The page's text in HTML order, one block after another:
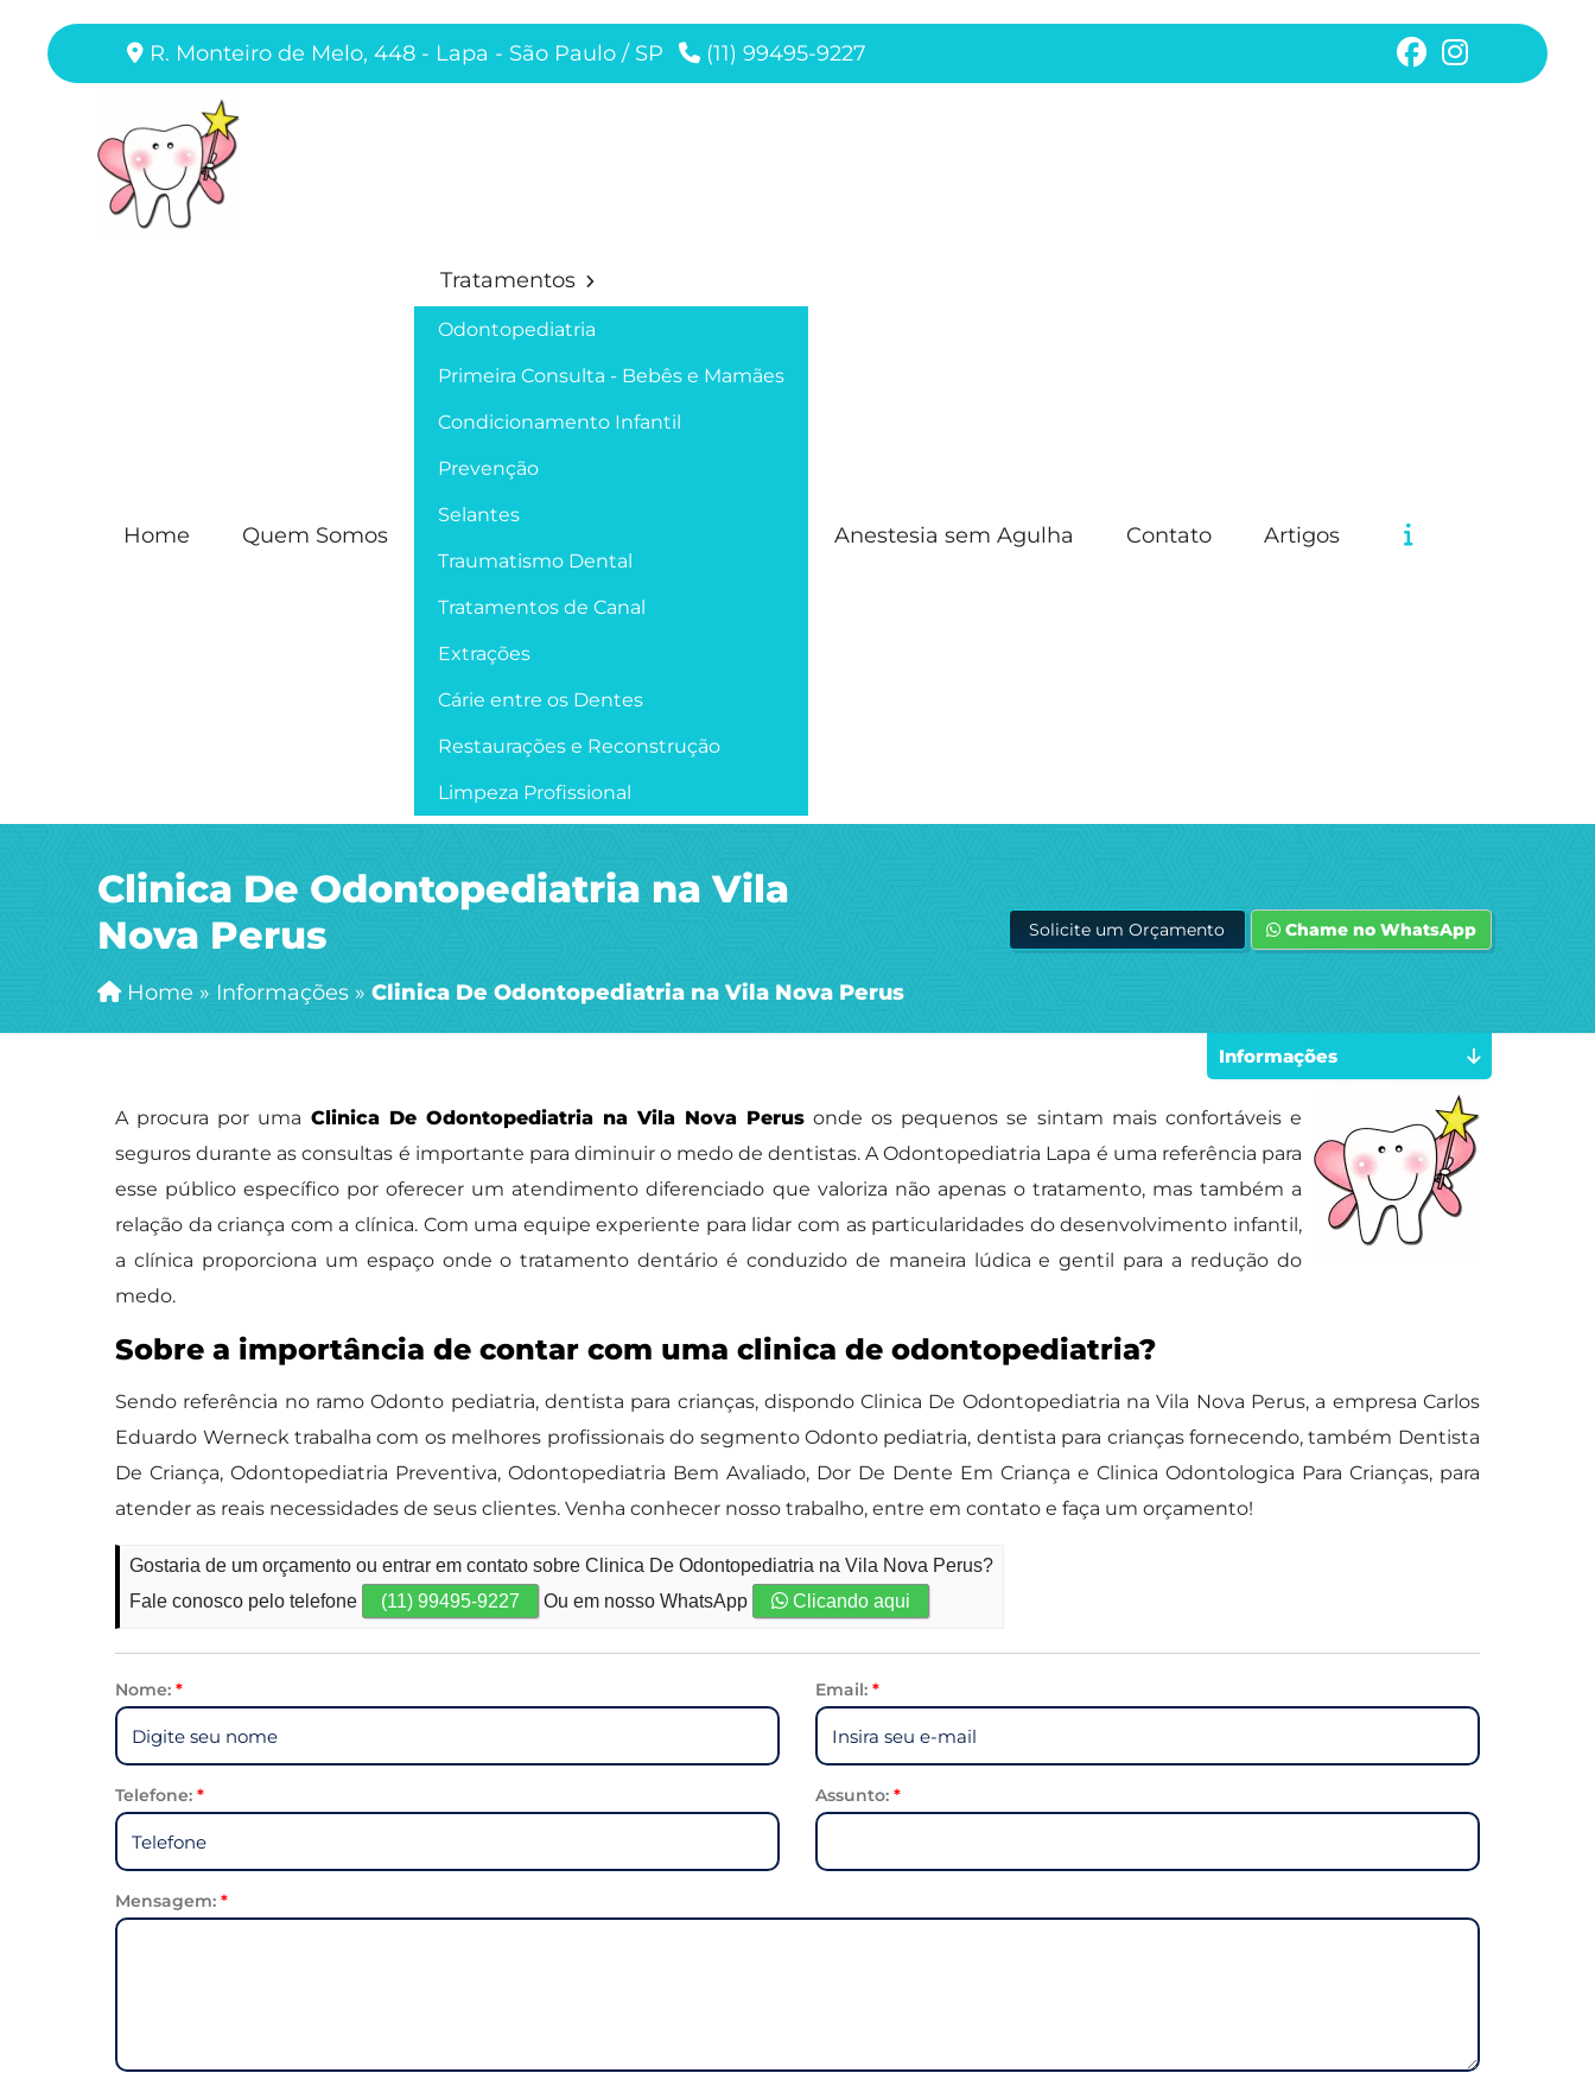
R. Monteiro de Melo, 448 - Lapa - São Paulo / SP (11) 99495-9227
Home Quem Somos
Tratamentos
Odontopediatria
Primeira Consulta - Bebês e Mamães
Condicionamento Infantil
Prevenção
Selantes
Traumatismo Dental
Tratamentos de Canal
Extrações
Cárie entre os Dentes
Restaurações e Reconstrução
Limpeza Profissional
Anestesia sem Agulha Contato Artigos
Clinica De Odontopediatria na Vila
Nova Perus
Home » Informações »Clinica De Odontopediatria na Vila Nova Perus
Solicite um Orçamento Chame no WhatsApp
A procura por uma Clinica De Odontopediatria na Vila Nova Perus onde os pequenos se sintam mais confortáveis e
seguros durante as consultas é importante para diminuir o medo de dentistas. A Odontopediatria Lapa é uma referência para
esse público específico por oferecer um atendimento diferenciado que valoriza não apenas o tratamento, mas também a
relação da criança com a clínica. Com uma equipe experiente para lidar com as particularidades do desenvolvimento infantil,
a clínica proporciona um espaço onde o tratamento dentário é conduzido de maneira lúdica e gentil para a redução do
medo.
Sobre a importância de contar com uma clinica de odontopediatria?
Sendo referência no ramo Odonto pediatria, dentista para crianças, dispondo Clinica De Odontopediatria na Vila Nova Perus, a empresa Carlos
Eduardo Werneck trabalha com os melhores profissionais do segmento Odonto pediatria, dentista para crianças fornecendo, também Dentista
De Criança, Odontopediatria Preventiva, Odontopediatria Bem Avaliado, Dor De Dente Em Criança e Clinica Odontologica Para Crianças, para
atender as reais necessidades de seus clientes. Venha conhecer nosso trabalho, entre em contato e faça um orçamento!
Gostaria de um orçamento ou entrar em contato sobre Clinica De Odontopediatria na Vila Nova Perus?
Fale conosco pelo telefone
(11) 99495-9227 Ou em nosso WhatsApp Clicando aqui
Nome:* Email: *
Telefone:* Assunto: *
Mensagem:*
Informações